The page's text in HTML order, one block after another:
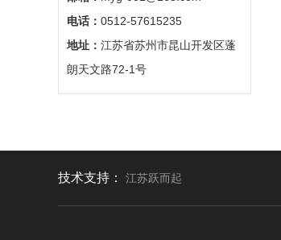
电话： 0512-57615235
地址： 江苏省苏州市昆山开发区蓬
朗天文路72-1号
技术支持： 江苏跃而起